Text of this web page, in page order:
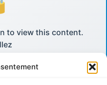
to view this content.
In